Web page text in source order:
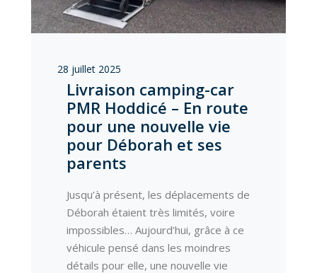
28 juillet 2025
Livraison camping-car
PMR Hoddicé – En route
pour une nouvelle vie
pour Déborah et ses
parents
Jusqu’à présent, les déplacements de
Déborah étaient très limités, voire
impossibles… Aujourd’hui, grâce à ce
véhicule pensé dans les moindres
détails pour elle, une nouvelle vie